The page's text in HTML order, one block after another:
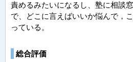
責めるみたいになるし、塾に相談
で、どこに言えばいいか悩んで，
っている。
総合評価